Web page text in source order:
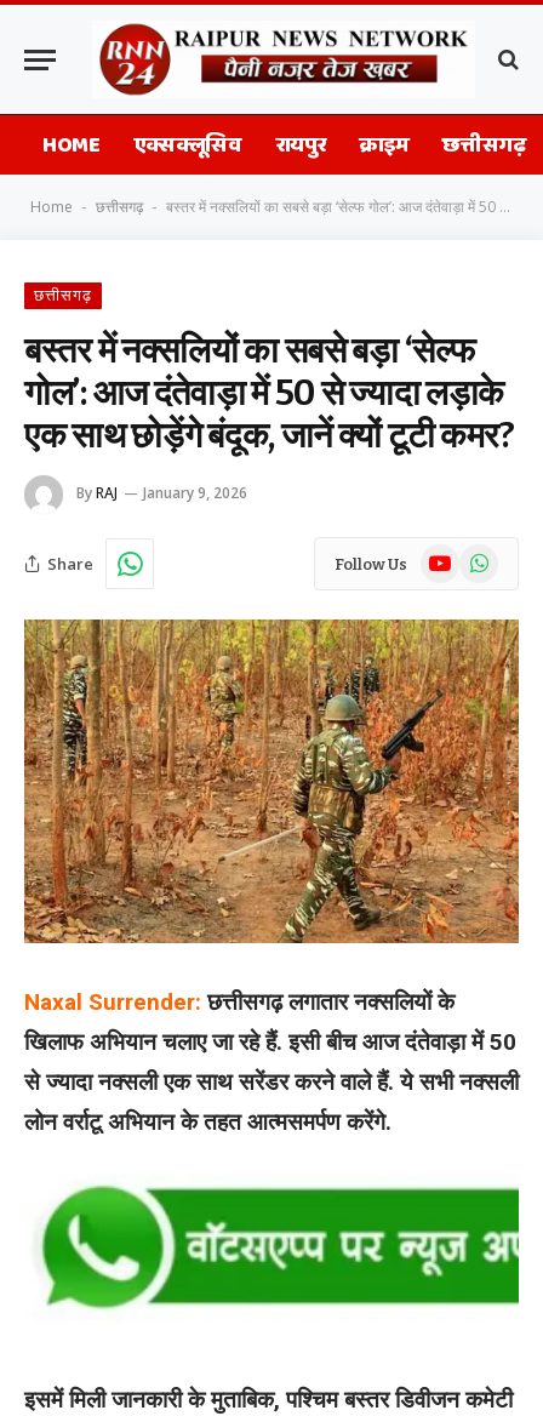
HOME एक्सक्लूसिव रायपुर क्राइम छत्तीसगढ़
Home - छत्तीसगढ़ - बस्तर में नक्सलियों का सबसे बड़ा ‘सेल्फ गोल’: आज दंतेवाड़ा में 50 से ज्यादा लड़ाके एक साथ छोड़ेंगे बंदूक, जानें क्यों टूटी कमर?
छत्तीसगढ़
बस्तर में नक्सलियों का सबसे बड़ा ‘सेल्फ
गोल’: आज दंतेवाड़ा में 50 से ज्यादा लड़ाके
एक साथ छोड़ेंगे बंदूक, जानें क्यों टूटी कमर?
ByRAJ January 9, 2026
Share Follow Us YouTubeWhatsApp
Naxal Surrender: छत्तीसगढ़ लगातार नक्सलियों के
खिलाफ अभियान चलाए जा रहे हैं. इसी बीच आज दंतेवाड़ा में 50
से ज्यादा नक्सली एक साथ सरेंडर करने वाले हैं. ये सभी नक्सली
लोन वर्राटू अभियान के तहत आत्मसमर्पण करेंगे.
इसमें मिली जानकारी के मुताबिक, पश्चिम बस्तर डिवीजन कमेटी